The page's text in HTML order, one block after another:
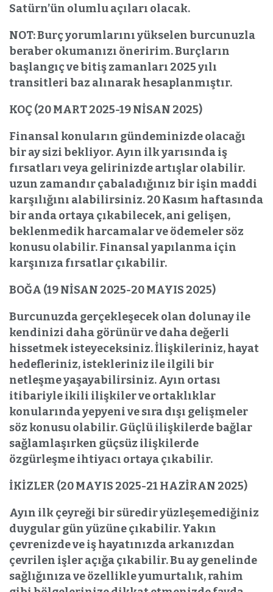
Satürn’ün olumlu açıları olacak.
NOT: Burç yorumlarını yükselen burcunuzla
beraber okumanızı öneririm. Burçların
başlangıç ve bitiş zamanları 2025 yılı
transitleri baz alınarak hesaplanmıştır.
KOÇ (20 MART 2025-19 NİSAN 2025)
Finansal konuların gündeminizde olacağı
bir ay sizi bekliyor. Ayın ilk yarısında iş
fırsatları veya gelirinizde artışlar olabilir.
uzun zamandır çabaladığınız bir işin maddi
karşılığını alabilirsiniz. 20 Kasım haftasında
bir anda ortaya çıkabilecek, ani gelişen,
beklenmedik harcamalar ve ödemeler söz
konusu olabilir. Finansal yapılanma için
karşınıza fırsatlar çıkabilir.
BOĞA (19 NİSAN 2025-20 MAYIS 2025)
Burcunuzda gerçekleşecek olan dolunay ile
kendinizi daha görünür ve daha değerli
hissetmek isteyeceksiniz. İlişkileriniz, hayat
hedefleriniz, istekleriniz ile ilgili bir
netleşme yaşayabilirsiniz. Ayın ortası
itibariyle ikili ilişkiler ve ortaklıklar
konularında yepyeni ve sıra dışı gelişmeler
söz konusu olabilir. Güçlü ilişkilerde bağlar
sağlamlaşırken güçsüz ilişkilerde
özgürleşme ihtiyacı ortaya çıkabilir.
İKİZLER (20 MAYIS 2025-21 HAZİRAN 2025)
Ayın ilk çeyreği bir süredir yüzleşemediğiniz
duygular gün yüzüne çıkabilir. Yakın
çevrenizde ve iş hayatınızda arkanızdan
çevrilen işler açığa çıkabilir. Bu ay genelinde
sağlığınıza ve özellikle yumurtalık, rahim